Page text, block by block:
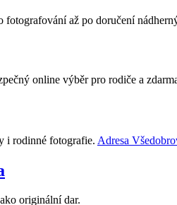
až po doručení
online výběr pro rodiče a
i rodinné fotografie. Adresa
originální dar.